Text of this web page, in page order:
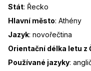
Stát: Řecko
Hlavní město: Athény
Jazyk: novořečtina
Orientační délka letu z
Používané jazyky: